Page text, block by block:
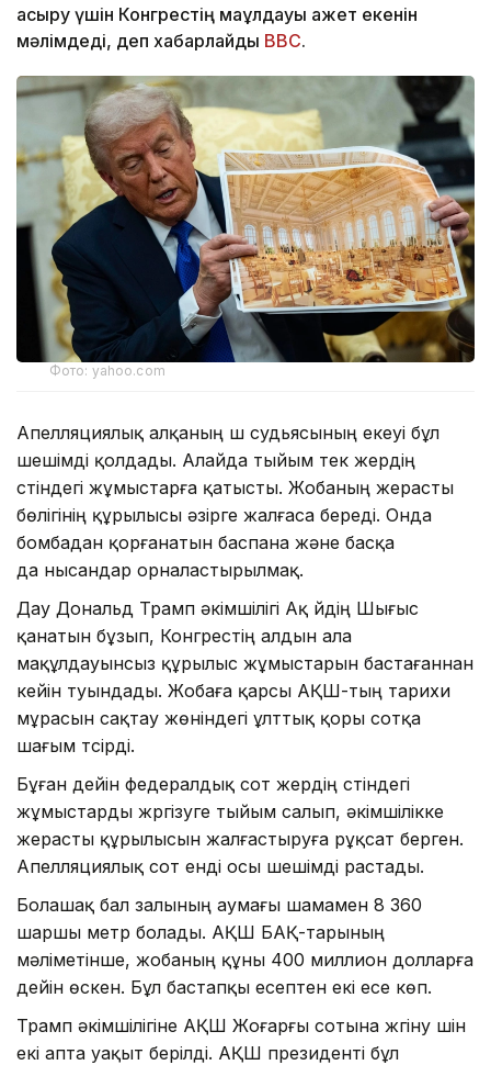
асыру үшін Конгрестің мақұлдауы қажет екенін
мәлімдеді, деп хабарлайды BBC.
Фото: yahoo.com
Апелляциялық алқаның үш судьясының екеуі бұл
шешімді қолдады. Алайда тыйым тек жердің
үстіндегі жұмыстарға қатысты. Жобаның жерасты
бөлігінің құрылысы әзірге жалғаса береді. Онда
бомбадан қорғанатын баспана және басқа
да нысандар орналастырылмақ.
Дау Дональд Трамп әкімшілігі Ақ үйдің Шығыс
қанатын бұзып, Конгрестің алдын ала
мақұлдауынсыз құрылыс жұмыстарын бастағаннан
кейін туындады. Жобаға қарсы АҚШ-тың тарихи
мұрасын сақтау жөніндегі ұлттық қоры сотқа
шағым түсірді.
Бұған дейін федералдық сот жердің үстіндегі
жұмыстарды жүргізуге тыйым салып, әкімшілікке
жерасты құрылысын жалғастыруға рұқсат берген.
Апелляциялық сот енді осы шешімді растады.
Болашақ бал залының аумағы шамамен 8 360
шаршы метр болады. АҚШ БАҚ-тарының
мәліметінше, жобаның құны 400 миллион долларға
дейін өскен. Бұл бастапқы есептен екі есе көп.
Трамп әкімшілігіне АҚШ Жоғарғы сотына жүгіну үшін
екі апта уақыт берілді. АҚШ президенті бұл